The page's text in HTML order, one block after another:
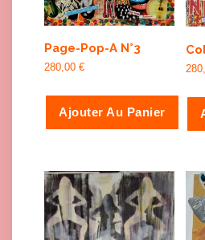
Page-Pop-A N°3
280,00 €
Ajouter Au Panier